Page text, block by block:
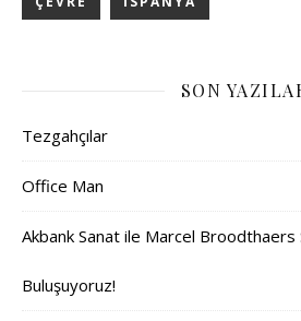
SON
Tezgahçılar
Office Man
Akbank Sanat ile Marcel Broodthaers
Buluşuyoruz!